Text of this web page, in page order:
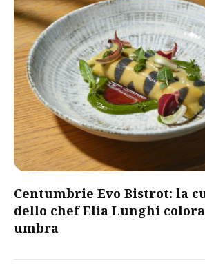
Centumbrie Evo Bistrot: la
dello chef Elia Lunghi
umbra